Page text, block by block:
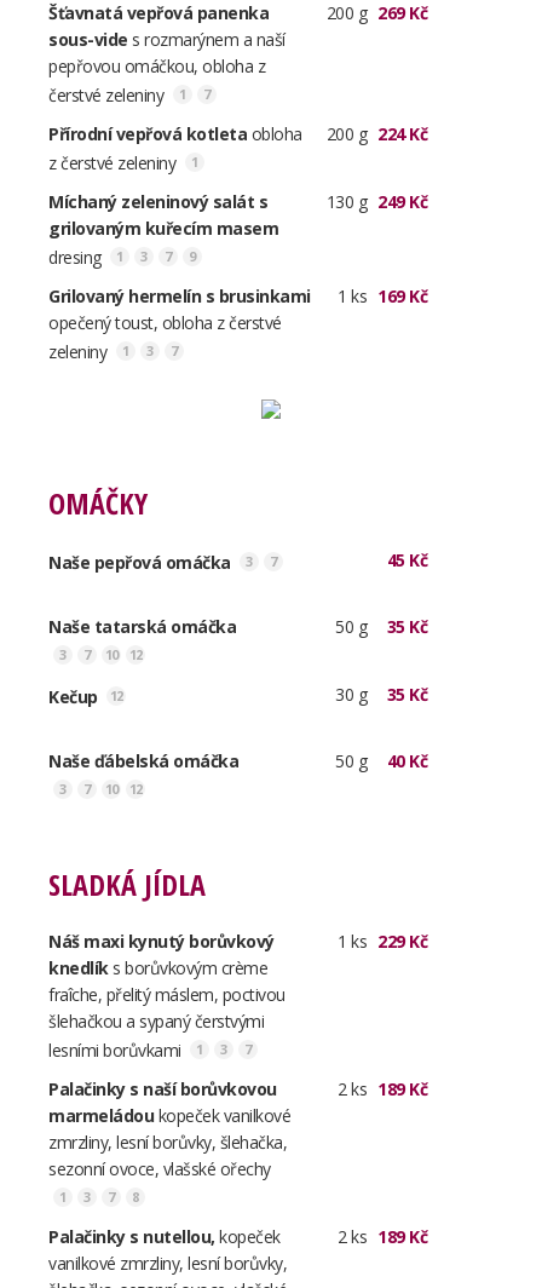
Šťavnatá vepřová panenka
sous-vide s rozmarýnem a naší
pepřovou omáčkou, obloha z
čerstvé zeleniny
200 g 269 Kč
1 7
Přírodní vepřová kotleta obloha
z čerstvé zeleniny
200 g 224 Kč
1
Míchaný zeleninový salát s
grilovaným kuřecím masem
dresing
130 g 249 Kč
1 3 7 9
Grilovaný hermelín s brusinkami
opečený toust, obloha z čerstvé
zeleniny
1 ks 169 Kč
1 3 7
OMÁČKY
Naše pepřová omáčka 45 Kč
3 7
Naše tatarská omáčka 50 g 35 Kč
3 7 10 12
Kečup 30 g 35 Kč
12
Naše ďábelská omáčka 50 g 40 Kč
3 7 10 12
SLADKÁ JÍDLA
Náš maxi kynutý borůvkový
knedlíks borůvkovým crème
fraîche, přelitý máslem, poctivou
šlehačkou a sypaný čerstvými
lesními borůvkami
1 ks 229 Kč
1 3 7
Palačinky s naší borůvkovou
marmeládoukopeček vanilkové
zmrzliny, lesní borůvky, šlehačka,
sezonní ovoce, vlašské ořechy
2 ks 189 Kč
1 3 7 8
Palačinky s nutellou, kopeček
vanilkové zmrzliny, lesní borůvky,
2 ks 189 Kč